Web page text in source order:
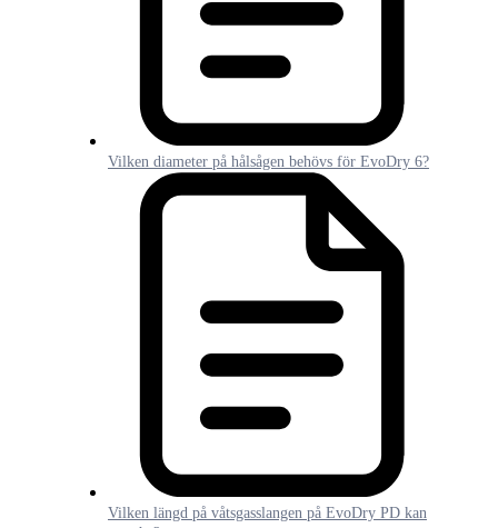
Vilken diameter på hålsågen behövs för EvoDry 6?
Vilken längd på våtsgasslangen på EvoDry PD kan